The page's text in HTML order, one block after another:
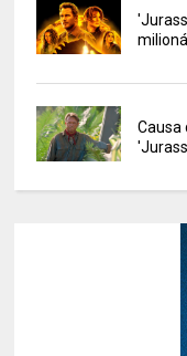
Causa